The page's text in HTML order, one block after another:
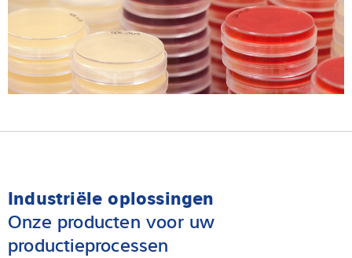
Industriële oplossingen
Onze producten voor uw
productieprocessen